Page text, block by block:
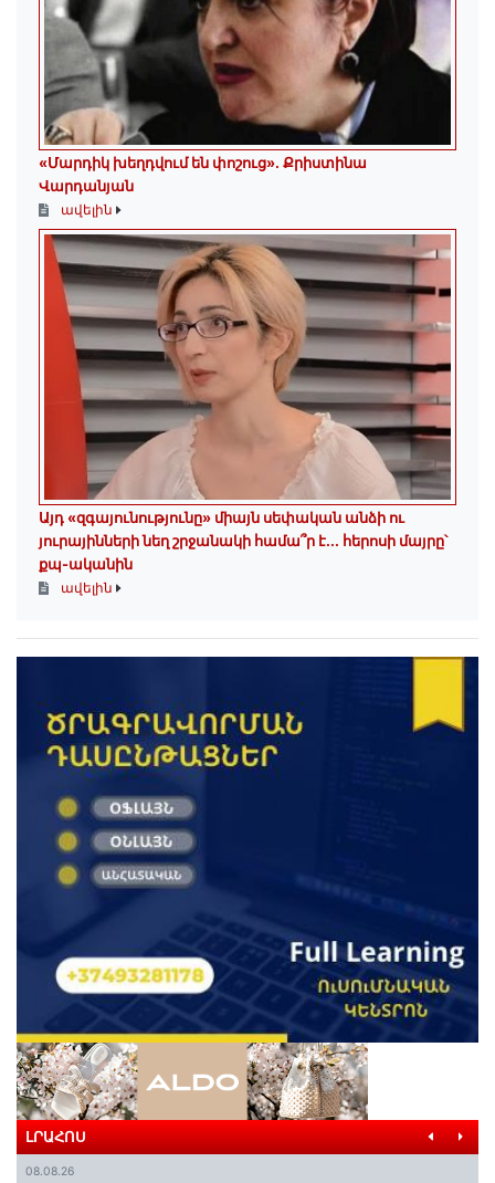
«Մարդիկ խեղդվում են փոշուց»․ Քրիստինա
Վարդանյան
ավելին
Այդ «զգայունությունը» միայն սեփական անձի ու
յուրայինների նեղ շրջանակի համա՞ր է․․․ հերոսի մայրը՝
քպ-ականին
ավելին
ԼՐԱՀՈՍ
08.08.26